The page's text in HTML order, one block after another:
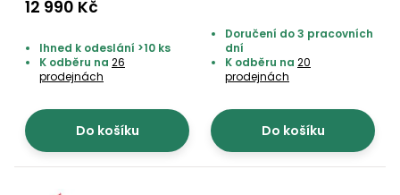
56100 COMIC
12 990 Kč
Ihned k odeslání >10 ks
K odběru na 26
prodejnách
Do košíku
Doručení do 3 pracovních
dní
K odběru na 20
prodejnách
Do košíku